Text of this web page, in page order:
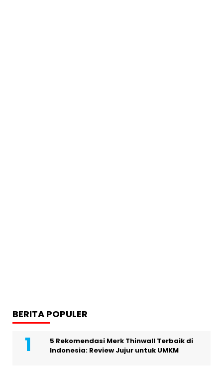
BERITA POPULER
5 Rekomendasi Merk Thinwall Terbaik di
Indonesia: Review Jujur untuk UMKM